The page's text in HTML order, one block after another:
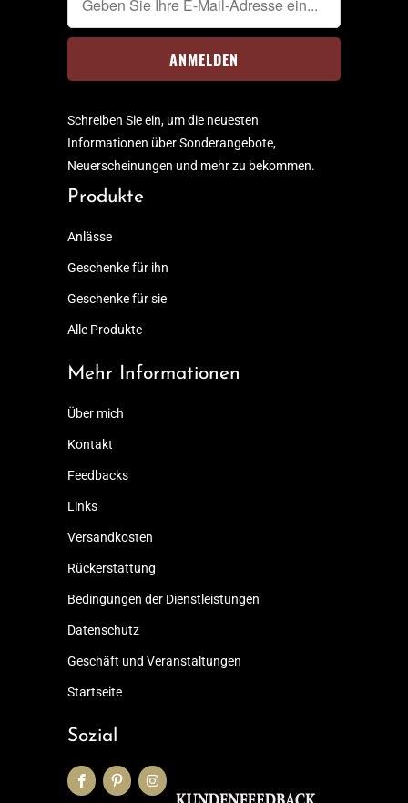
Schreiben Sie ein, um die neuesten
Informationen über Sonderangebote,
Neuerscheinungen und mehr zu bekommen.
Produkte
Anlässe
Geschenke für ihn
Geschenke für sie
Alle Produkte
Mehr Informationen
Über mich
Kontakt
Feedbacks
Links
Versandkosten
Rückerstattung
Bedingungen der Dienstleistungen
Datenschutz
Geschäft und Veranstaltungen
Startseite
Sozial